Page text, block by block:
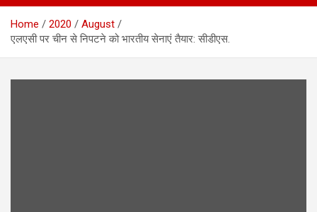
Home 2020
August
एलएसी पर चीन से निपटने को भारतीय सेनाएं तैयार: सीडीएस.